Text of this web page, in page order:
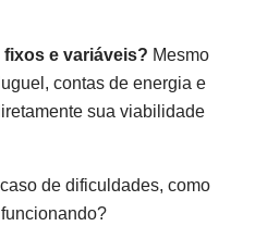
e variáveis? Mesmo
contas de energia e
sua viabilidade
de dificuldades, como